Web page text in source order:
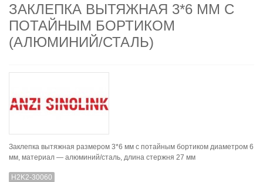
ЗАКЛЕПКА ВЫТЯЖНАЯ 3*6 ММ С
ПОТАЙНЫМ БОРТИКОМ
(АЛЮМИНИЙ/СТАЛЬ)
Заклепка вытяжная размером 3*6 мм с потайным бортиком диаметром 6
мм, материал — алюминий/сталь, длина стержня 27 мм
H2K2-30060